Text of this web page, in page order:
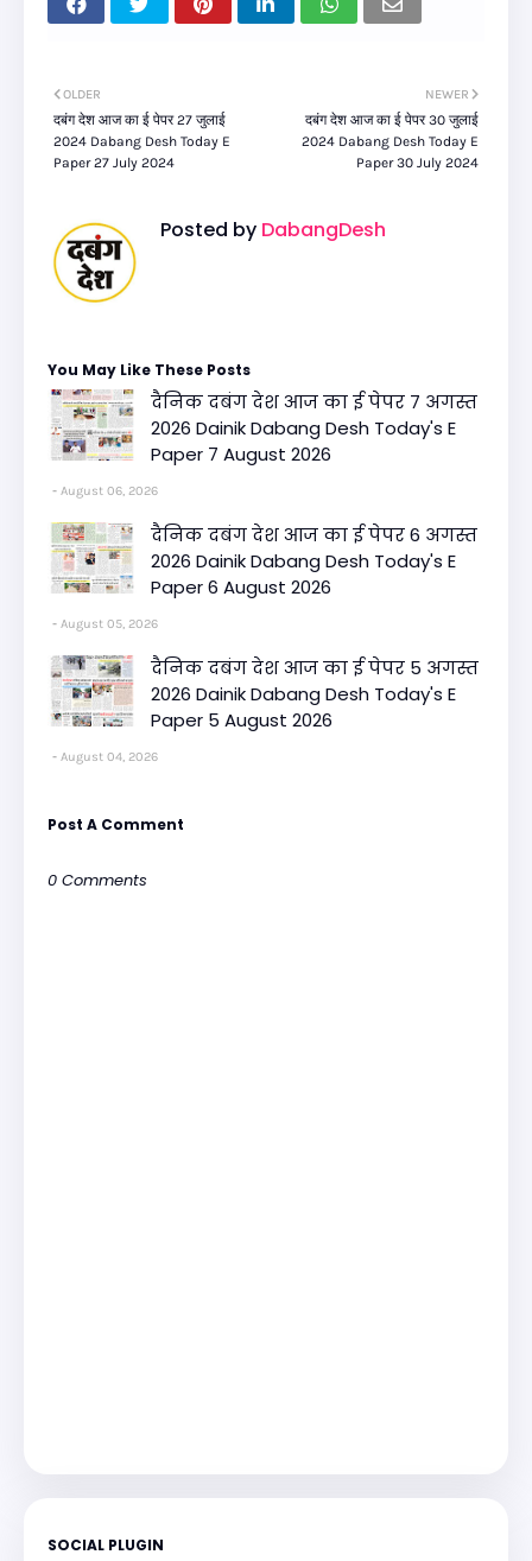
NEWER
दबंग देश आज का ई पेपर 30 जुलाई
2024 Dabang Desh Today E
Paper 30 July 2024
OLDER
दबंग देश आज का ई पेपर 27 जुलाई
2024 Dabang Desh Today E
Paper 27 July 2024
Posted by DabangDesh
You May Like These Posts
दैनिक दबंग देश आज का ई पेपर 7 अगस्त
2026 Dainik Dabang Desh Today's E
Paper 7 August 2026
August 06, 2026
दैनिक दबंग देश आज का ई पेपर 6 अगस्त
2026 Dainik Dabang Desh Today's E
Paper 6 August 2026
August 05, 2026
दैनिक दबंग देश आज का ई पेपर 5 अगस्त
2026 Dainik Dabang Desh Today's E
Paper 5 August 2026
August 04, 2026
Post A Comment
0 Comments
SOCIAL PLUGIN